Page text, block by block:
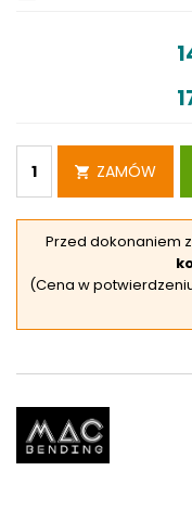
ZAMÓW
Przed dokonaniem
(Cena w